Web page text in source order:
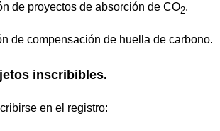
de proyectos de absorción de CO2.
de compensación de huella de carbono.
inscribibles.
en el registro: